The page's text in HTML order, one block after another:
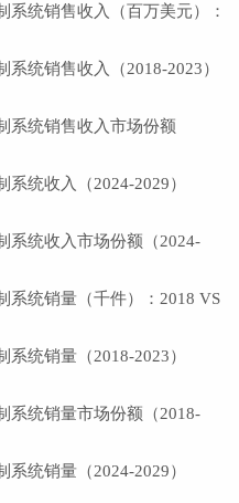
统销售收入（百万美元）：
统销售收入（2018-2023）
系统销售收入市场份额
统收入（2024-2029）
统收入市场份额（2024-
统销量（千件）：2018 VS
统销量（2018-2023）
统销量市场份额（2018-
统销量（2024-2029）